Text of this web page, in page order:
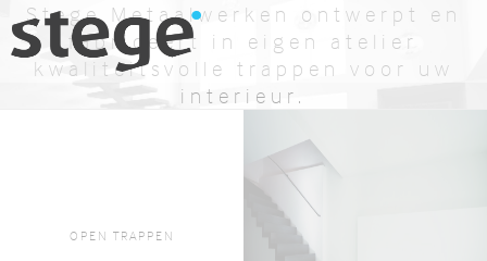
Stege Metaalwerken ontwerpt en
fabriceert in eigen atelier
kwaliteitsvolle trappen voor uw
interieur.
BEKIJK AANBOD
OFFERTE AANVRAGEN
OPEN TRAPPEN